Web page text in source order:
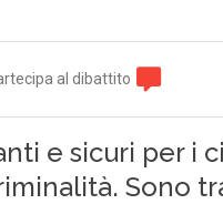
al dibattito
e sicuri per i
Sono